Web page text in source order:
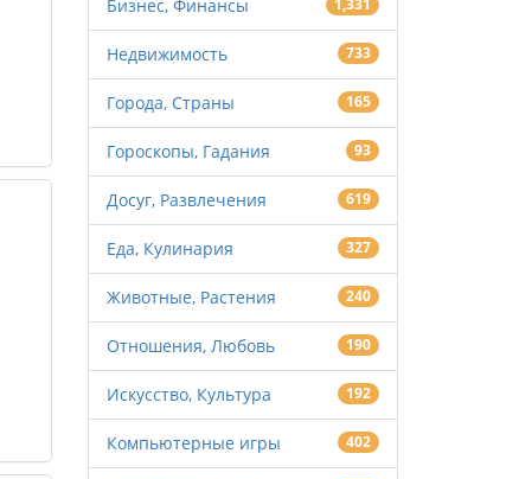
Бизнес, Финансы 1,331
Недвижимость 733
Города, Страны 165
Гороскопы, Гадания 93
Досуг, Развлечения 619
Еда, Кулинария 327
Животные, Растения 240
Отношения, Любовь 190
Искусство, Культура 192
Компьютерные игры 402